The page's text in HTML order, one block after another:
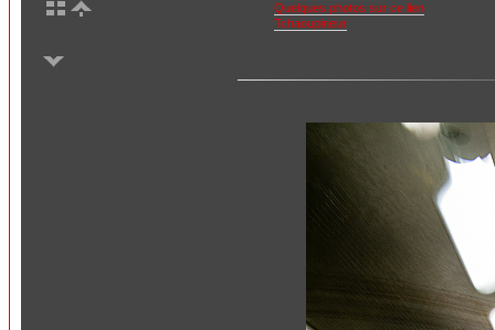
Quelques photos sur ce lien
Tchaoupineur